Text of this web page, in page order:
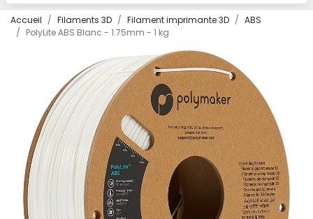
Accueil Filaments 3D Filament imprimante 3D
ABS
PolyLite ABS Blanc - 1.75mm - 1 kg